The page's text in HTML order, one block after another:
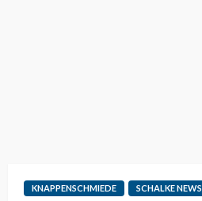
KNAPPENSCHMIEDE SCHALKE NEWS